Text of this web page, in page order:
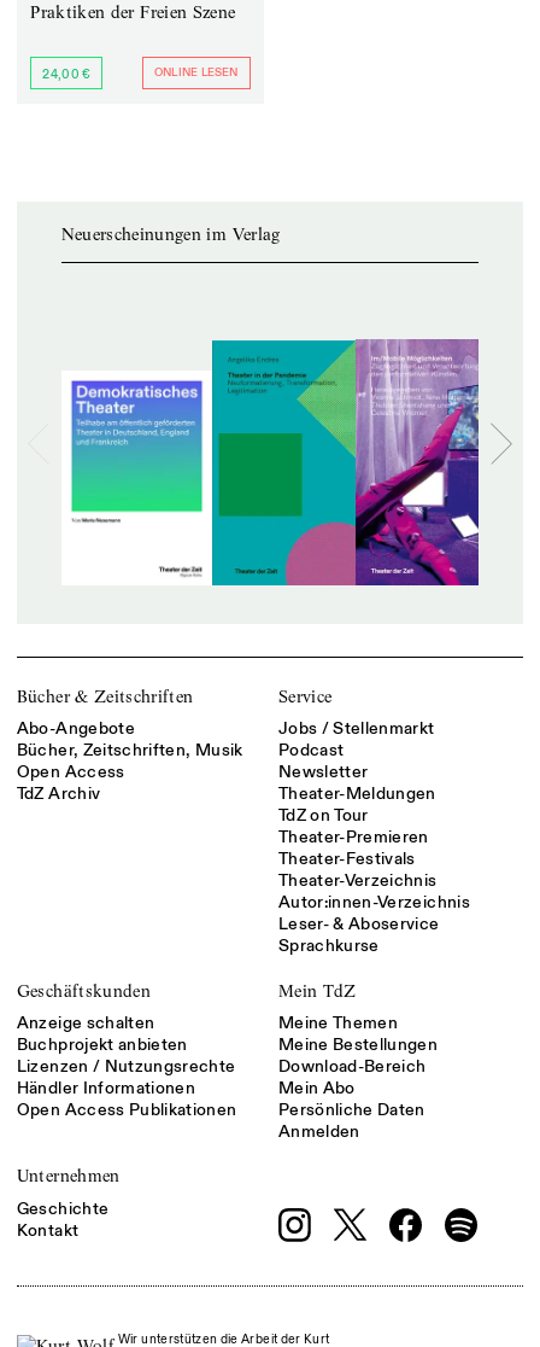
Praktiken der Freien Szene
24,00 € ONLINE LESEN
Neuerscheinungen im Verlag
Bücher & Zeitschriften
Abo-Angebote
Bücher, Zeitschriften, Musik
Open Access
TdZ Archiv
Service
Jobs / Stellenmarkt
Podcast
Newsletter
Theater-Meldungen
TdZ on Tour
Theater-Premieren
Theater-Festivals
Theater-Verzeichnis
Autor:innen-Verzeichnis
Leser- & Aboservice
Sprachkurse
Geschäftskunden
Anzeige schalten
Buchprojekt anbieten
Lizenzen / Nutzungsrechte
Händler Informationen
Open Access Publikationen
Mein TdZ
Meine Themen
Meine Bestellungen
Download-Bereich
Mein Abo
Persönliche Daten
Anmelden
Unternehmen
Geschichte
Kontakt
Wir unterstützen die Arbeit der Kurt